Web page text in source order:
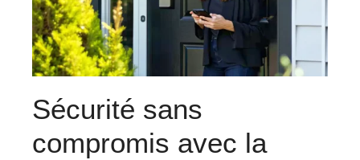
Sécurité sans
compromis avec la